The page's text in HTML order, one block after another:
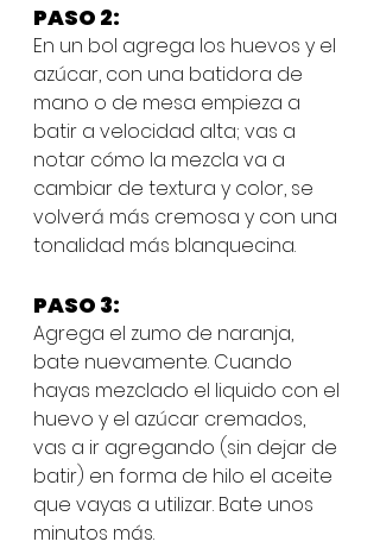
PASO 2:
En un bol agrega los huevos y el
azúcar, con una batidora de
mano o de mesa empieza a
batir a velocidad alta; vas a
notar cómo la mezcla va a
cambiar de textura y color, se
volverá más cremosa y con una
tonalidad más blanquecina.
PASO 3:
Agrega el zumo de naranja,
bate nuevamente. Cuando
hayas mezclado el liquido con el
huevo y el azúcar cremados,
vas a ir agregando (sin dejar de
batir) en forma de hilo el aceite
que vayas a utilizar. Bate unos
minutos más.